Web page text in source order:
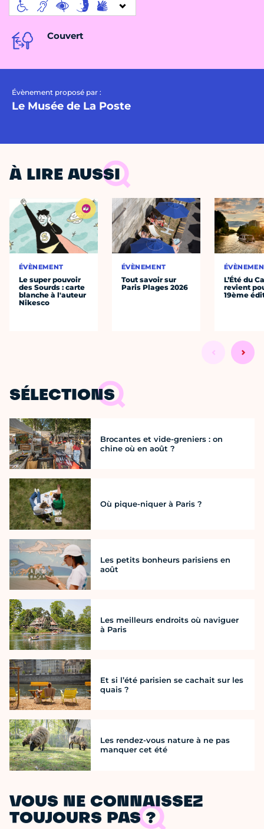
Couvert
Évènement proposé par :
Le Musée de La Poste
À LIRE AUSSI
ÉVÈNEMENT
Le super pouvoir
des Sourds : carte
blanche à l'auteur
Nikesco
ÉVÈNEMENT
Tout savoir sur
Paris Plages 2026
L’Été du
revient
19ème
SÉLECTIONS
Brocantes et vide-greniers : on
chine où en août ?
Où pique-niquer à Paris ?
Les petits bonheurs parisiens en
août
Les meilleurs endroits où naviguer
à Paris
Et si l’été parisien se cachait sur les
quais ?
Les rendez-vous nature à ne pas
manquer cet été
VOUS NE CONNAISSEZ
TOUJOURS PAS ?